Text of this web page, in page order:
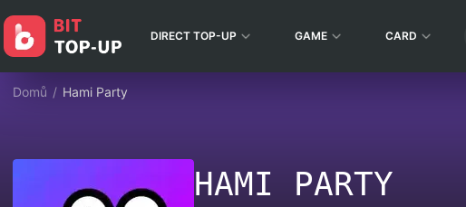
DIRECT TOP-UP GAME CARD
Domů / Hami Party
HAMI PARTY